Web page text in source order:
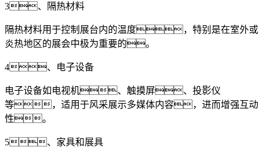
3、隔热材料
隔热材料用于控制展台内的温度，特别是在室外或
炎热地区的展会中极为重要的。
4、电子设备
电子设备如电视机、触摸屏、投影仪
等，适用于风采展示多媒体内容，进而增强互动
性。
5、家具和展具